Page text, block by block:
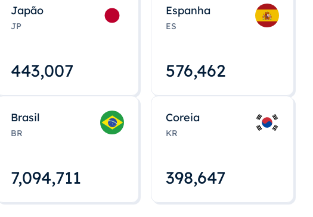
Japão
JP
443,008
Espanha
ES
576,463
Brasil
BR
7,094,712
Coreia
KR
398,648